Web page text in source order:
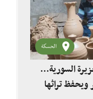
الحسكة
السورية...
تراثها